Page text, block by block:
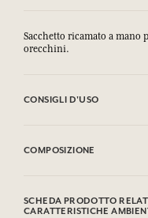
Sacchetto ricamato a mano
orecchini.
CONSIGLI D'USO
COMPOSIZIONE
SCHEDA PRODOTTO
CARATTERISTICHE